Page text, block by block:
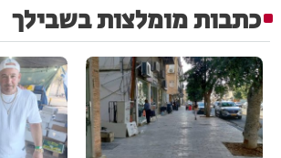
כתבות מומלצות בשבילך